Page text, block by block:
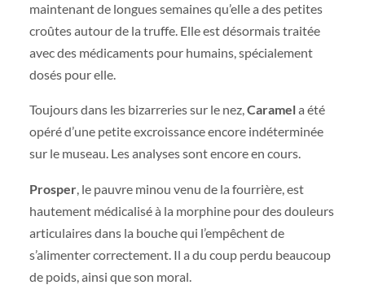
maintenant de longues semaines qu’elle a des petites
croûtes autour de la truffe. Elle est désormais traitée
avec des médicaments pour humains, spécialement
dosés pour elle.
Toujours dans les bizarreries sur le nez,Caramela été
opéré d’une petite excroissance encore indéterminée
sur le museau. Les analyses sont encore en cours.
Prosper, le pauvre minou venu de la fourrière, est
hautement médicalisé à la morphine pour des douleurs
articulaires dans la bouche qui l’empêchent de
s’alimenter correctement. Il a du coup perdu beaucoup
de poids, ainsi que son moral.